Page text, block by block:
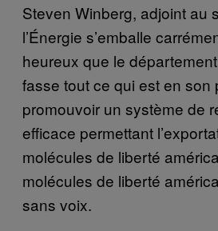
Steven Winberg, adjoint au
l’Énergie s’emballe
heureux que le
fasse tout ce qui est en son
promouvoir un système de
efficace permettant
molécules de liberté
molécules de liberté
sans voix.